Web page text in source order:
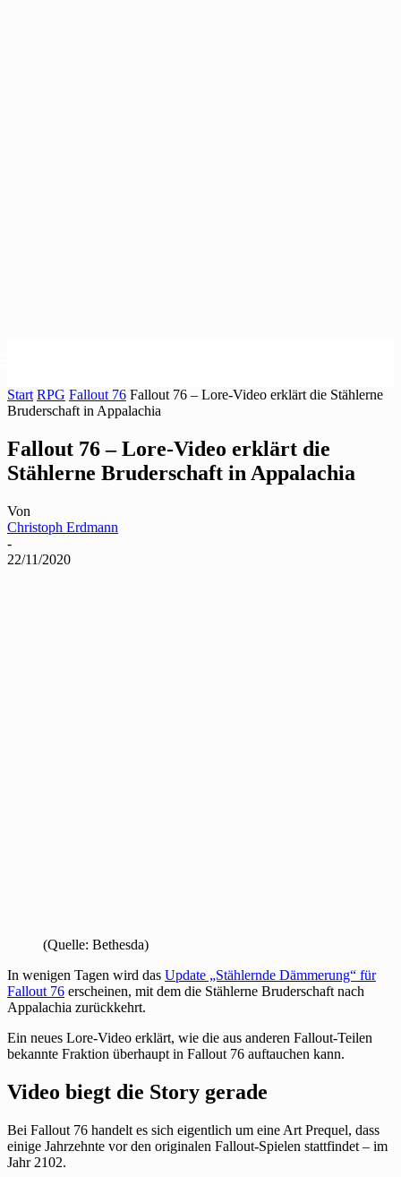
Start RPG Fallout 76 Fallout 76 – Lore-Video erklärt die Stählerne
Bruderschaft in Appalachia
Fallout 76 – Lore-Video erklärt die
Stählerne Bruderschaft in Appalachia
Von
Christoph Erdmann
-
22/11/2020
(Quelle: Bethesda)
In wenigen Tagen wird das Update „Stählernde Dämmerung“ für
Fallout 76 erscheinen, mit dem die Stählerne Bruderschaft nach
Appalachia zurückkehrt.
Ein neues Lore-Video erklärt, wie die aus anderen Fallout-Teilen
bekannte Fraktion überhaupt in Fallout 76 auftauchen kann.
Video biegt die Story gerade
Bei Fallout 76 handelt es sich eigentlich um eine Art Prequel, dass
einige Jahrzehnte vor den originalen Fallout-Spielen stattfindet – im
Jahr 2102.